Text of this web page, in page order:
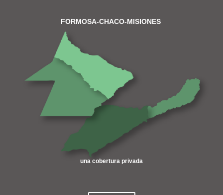
FORMOSA-CHACO-MISIONES
una cobertura privada